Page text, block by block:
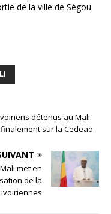
de la ville de Ségou
détenus au Mali:
sur la Cedeao
met en
de la